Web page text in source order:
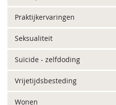
Praktijkervaringen
Seksualiteit
Suïcide - zelfdoding
Vrijetijdsbesteding
Wonen